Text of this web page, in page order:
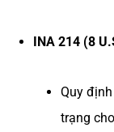
INA 214 (8
Quy
trạng